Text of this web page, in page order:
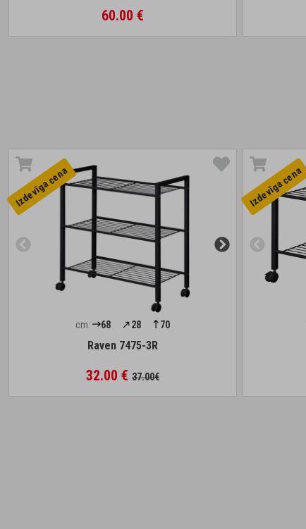
60.00 €
Izdevīga cena
cm: 68 28 70
Raven 7475-3R
32.00 € 37.00€
Izdevīga cena